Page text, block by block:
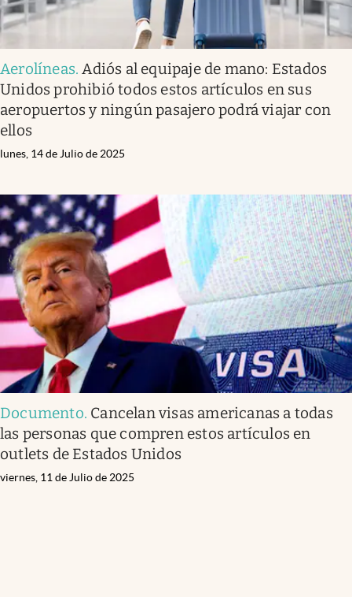
Aerolíneas.Adiós al equipaje de mano: Estados
Unidos prohibió todos estos artículos en sus
aeropuertos y ningún pasajero podrá viajar con
ellos
lunes, 14 de Julio de 2025
Documento. Cancelan visas americanas a todas
las personas que compren estos artículos en
outlets de Estados Unidos
viernes, 11 de Julio de 2025